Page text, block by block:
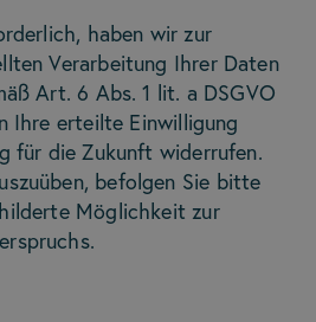
haben wir zur
Verarbeitung Ihrer Daten
Art. 6 Abs. 1 lit. a DSGVO
Ihre erteilte Einwilligung
für die Zukunft widerrufen.
befolgen Sie bitte
Möglichkeit zur